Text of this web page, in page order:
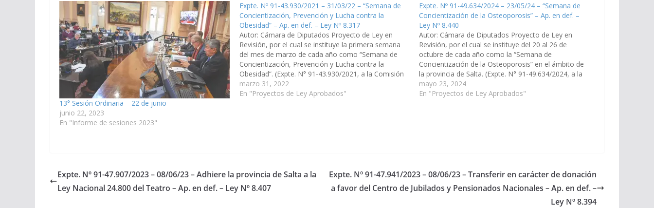
13° Sesión Ordinaria – 22 de junio
junio 22, 2023
En "Informe de sesiones 2023"
Expte. Nº 91-43.930/2021 – 31/03/22 – “Semana de
Concientización, Prevención y Lucha contra la
Obesidad” – Ap. en def. – Ley Nº 8.317
Autor: Cámara de Diputados Proyecto de Ley en
Revisión, por el cual se instituye la primera semana
del mes de marzo de cada año como “Semana de
Concientización, Prevención y Lucha contra la
Obesidad”. (Expte. N° 91-43.930/2021, a la Comisión
de Salud Pública y Seguridad Social). Aprobado en
definitiva, el 05/05/2022.…
marzo 31, 2022
En "Proyectos de Ley Aprobados"
Expte. Nº 91-49.634/2024 – 23/05/24 – “Semana de
Concientización de la Osteoporosis” – Ap. en def. –
Ley Nº 8.440
Autor: Cámara de Diputados Proyecto de Ley en
Revisión, por el cual se instituye del 20 al 26 de
octubre de cada año como la “Semana de
Concientización de la Osteoporosis” en el ámbito de
la provincia de Salta. (Expte. N° 91-49.634/2024, a la
Comisión de Salud Pública y Seguridad Social).…
mayo 23, 2024
En "Proyectos de Ley Aprobados"
Expte. Nº 91-47.907/2023 – 08/06/23 – Adhiere la provincia de Salta a la
Ley Nacional 24.800 del Teatro – Ap. en def. – Ley Nº 8.407
Expte. Nº 91-47.941/2023 – 08/06/23 – Transferir en carácter de donación
a favor del Centro de Jubilados y Pensionados Nacionales – Ap. en def. –
Ley Nº 8.394